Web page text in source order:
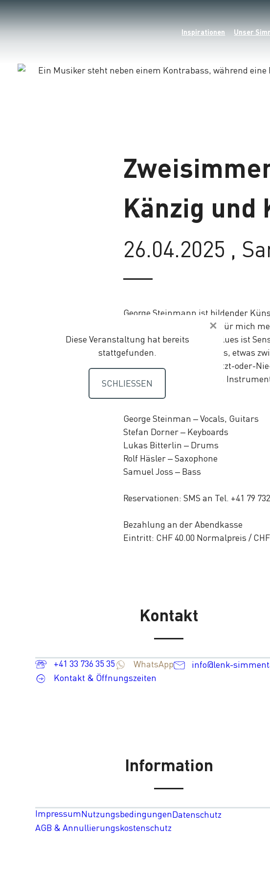
Inspirationen Unser
Känzig und
26.04.2025 ,
Diese Veranstaltung hat bereits
stattgefunden.
SCHLIESSEN
George Steinmann ist bildender
Musik sagt er: «Blues ist für mich
Lebenseinstellung. Der Blues ist
Optimismus des Handelns, etwas
eine Botschaft aus der Jetzt-oder-
der Inspiration, direkt am
George Steinman – Vocals, Guitars
Stefan Dorner – Keyboards
Lukas Bitterlin – Drums
Rolf Häsler – Saxophone
Samuel Joss – Bass
Reservationen: SMS an Tel. +41 79
Bezahlung an der Abendkasse
Eintritt: CHF 40.00 Normalpreis /
Kontakt
+41 33 736 35 35 WhatsApp
info@lenk-
Kontakt & Öffnungszeiten
Information
ImpressumNutzungsbedingungenDatenschutz
AGB & Annullierungskostenschutz